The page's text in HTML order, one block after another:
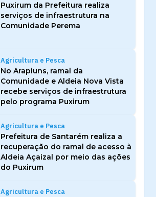
Puxirum da Prefeitura realiza
serviços de infraestrutura na
Comunidade Perema
Agricultura e Pesca
No Arapiuns, ramal da
Comunidade e Aldeia Nova Vista
recebe serviços de infraestrutura
pelo programa Puxirum
Agricultura e Pesca
Prefeitura de Santarém realiza a
recuperação do ramal de acesso à
Aldeia Açaizal por meio das ações
do Puxirum
Agricultura e Pesca